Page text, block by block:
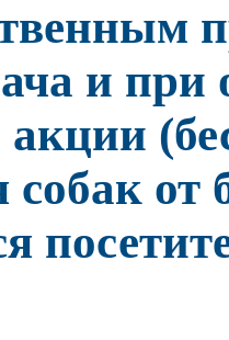
и при
от